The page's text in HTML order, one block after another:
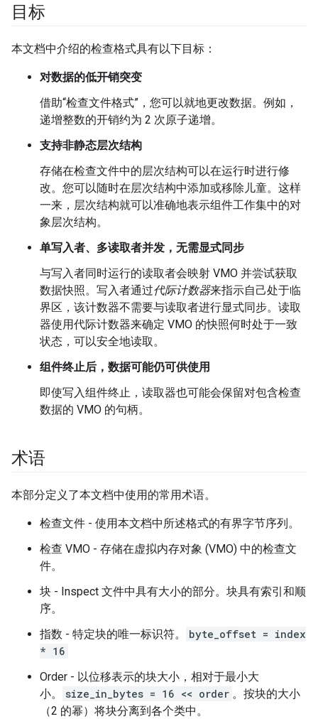
目标
本文档中介绍的检查格式具有以下目标：
对数据的低开销突变
借助“检查文件格式”，您可以就地更改数据。例如，
递增整数的开销约为 2 次原子递增。
支持非静态层次结构
存储在检查文件中的层次结构可以在运行时进行修
改。您可以随时在层次结构中添加或移除儿童。这样
一来，层次结构就可以准确地表示组件工作集中的对
象层次结构。
单写入者、多读取者并发，无需显式同步
与写入者同时运行的读取者会映射 VMO 并尝试获取
数据快照。写入者通过代际计数器来指示自己处于临
界区，该计数器不需要与读取者进行显式同步。读取
器使用代际计数器来确定 VMO 的快照何时处于一致
状态，可以安全地读取。
组件终止后，数据可能仍可供使用
即使写入组件终止，读取器也可能会保留对包含检查
数据的 VMO 的句柄。
术语
本部分定义了本文档中使用的常用术语。
检查文件 - 使用本文档中所述格式的有界字节序列。
检查 VMO - 存储在虚拟内存对象 (VMO) 中的检查文
件。
块 - Inspect 文件中具有大小的部分。块具有索引和顺
序。
指数 - 特定块的唯一标识符。
byte_offset = index
* 16
Order - 以位移表示的块大小，相对于最小大
小。
size_in_bytes = 16 << order 。按块的大小
（2 的幂）将块分离到各个类中。